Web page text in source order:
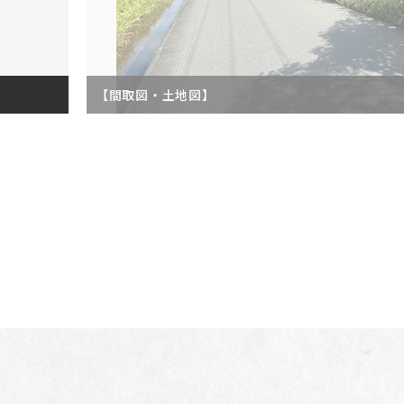
【間取図・土地図】